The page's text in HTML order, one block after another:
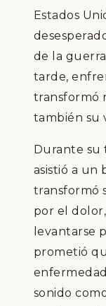
Estados
de la
tarde,
transformó
también su
Durante su
asistió a un
transformó
por el
levantarse
prometió
sonido